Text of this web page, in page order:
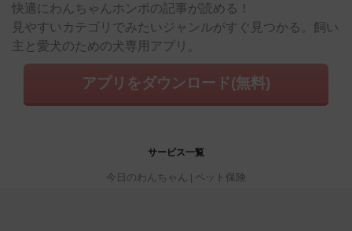
快適にわんちゃんホンポの記事が読める！
見やすいカテゴリでみたいジャンルがすぐ見つかる。飼い
主と愛犬のための犬専用アプリ。
アプリをダウンロード(無料)
サービス一覧
今日のわんちゃん ペット保険